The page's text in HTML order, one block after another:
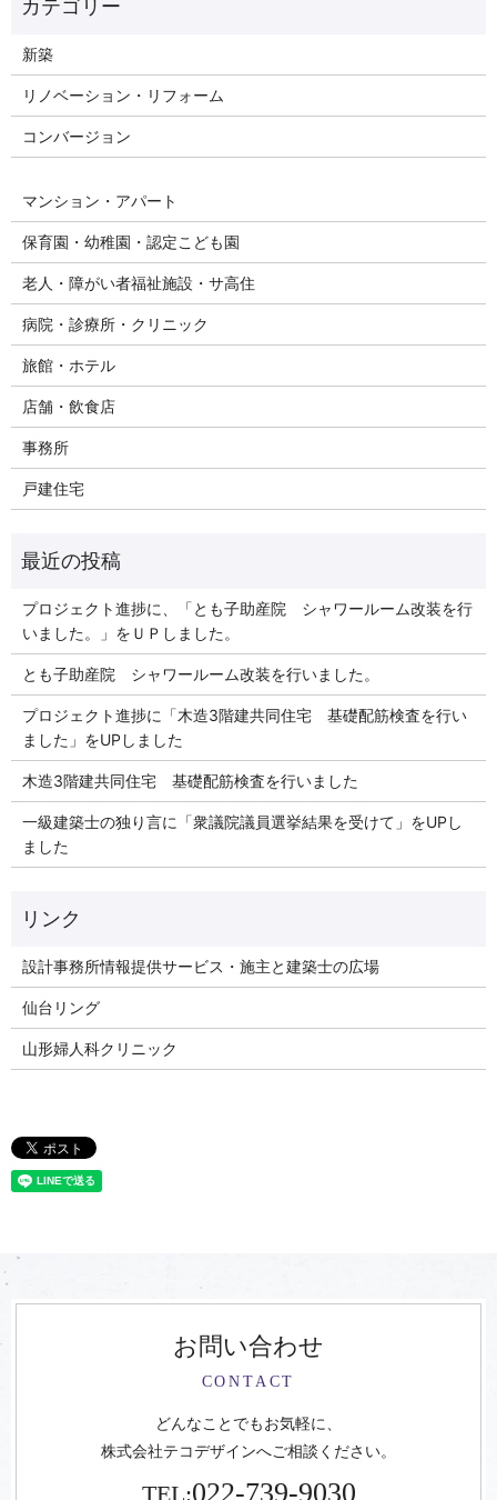
新築
リノベーション・リフォーム
コンバージョン
マンション・アパート
保育園・幼稚園・認定こども園
老人・障がい者福祉施設・サ高住
病院・診療所・クリニック
旅館・ホテル
店舗・飲食店
事務所
戸建住宅
プロジェクト進捗に、「とも子助産院 シャワールーム改装を行
いました。」をＵＰしました。
とも子助産院 シャワールーム改装を行いました。
プロジェクト進捗に「木造3階建共同住宅 基礎配筋検査を行い
ました」をUPしました
木造3階建共同住宅 基礎配筋検査を行いました
一級建築士の独り言に「衆議院議員選挙結果を受けて」をUPし
ました
リンク
設計事務所情報提供サービス・施主と建築士の広場
仙台リング
山形婦人科クリニック
お問い合わせ
CONTACT
どんなことでもお気軽に、
株式会社テコデザインへご相談ください。
TEL:022-739-9030